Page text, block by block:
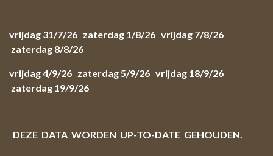
vrijdag 31/7/26 zaterdag 1/8/26 vrijdag 7/8/26
zaterdag 8/8/26
vrijdag 4/9/26 zaterdag 5/9/26 vrijdag 18/9/26
zaterdag 19/9/26
DEZE DATA WORDEN UP-TO-DATE GEHOUDEN.